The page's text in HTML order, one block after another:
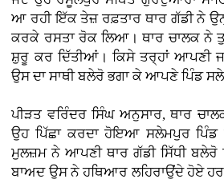
ਆ ਰਹੀ ਇੱਕ ਤੇਜ਼ ਰਫ਼ਤਾਰ ਥਾਰ ਗੱਡੀ ਨੇ
ਕਰਕੇ ਰਸਤਾ ਰੋਕ ਲਿਆ। ਥਾਰ ਚਾਲਕ ਨੇ
ਸ਼ੁਰੂ ਕਰ ਦਿੱਤੀਆਂ। ਕਿਸੇ ਤਰ੍ਹਾਂ ਆਪਣੀ
ਉਸ ਦਾ ਸਾਥੀ ਬਲੇਰੋ ਭਗਾ ਕੇ ਆਪਣੇ ਪਿੰਡ
ਪੀੜਤ ਵਰਿੰਦਰ ਸਿੰਘ ਅਨੁਸਾਰ, ਥਾਰ
ਉਹ ਪਿੱਛਾ ਕਰਦਾ ਹੋਇਆ ਸਲੇਮਪੁਰ
ਮੁਲਜ਼ਮ ਨੇ ਆਪਣੀ ਥਾਰ ਗੱਡੀ ਸਿੱਧੀ ਬਲੇਰੋ
ਬਾਅਦ ਉਸ ਨੇ ਹਥਿਆਰ ਲਹਿਰਾਉਂਦੇ ਹੋਏ